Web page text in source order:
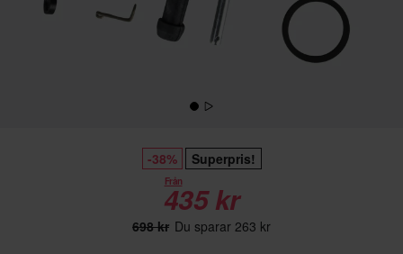
-38% Superpris!
Från
435 kr
698 kr Du sparar 263 kr